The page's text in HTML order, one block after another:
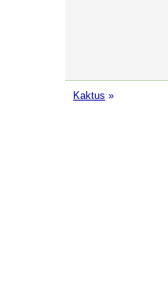
Kaktus »